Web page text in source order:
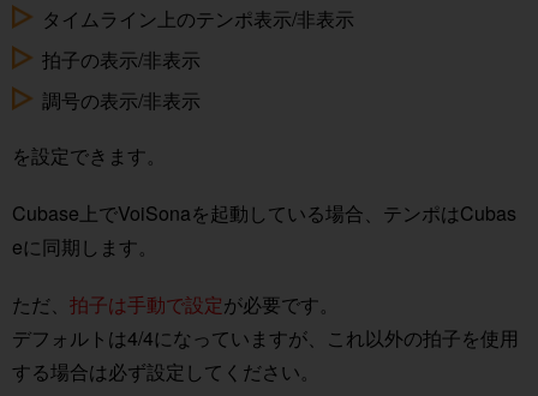
タイムライン上のテンポ表示/非表示
拍子の表示/非表示
調号の表示/非表示
を設定できます。
Cubase上でVoiSonaを起動している場合、テンポはCubas
eに同期します。
ただ、 拍子は手動で設定が必要です。
デフォルトは4/4になっていますが、これ以外の拍子を使用
する場合は必ず設定してください。